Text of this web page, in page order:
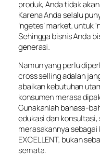
produk, Anda tidak
Karena Anda selalu
‘ngetes’ market, untuk
Sehingga bisnis Anda
generasi.
Namun yang perlu
cross selling adalah
abaikan kebutuhan
konsumen merasa
Gunakanlah bahasa-
edukasi dan
merasakannya sebagai
EXCELLENT, bukan
semata.